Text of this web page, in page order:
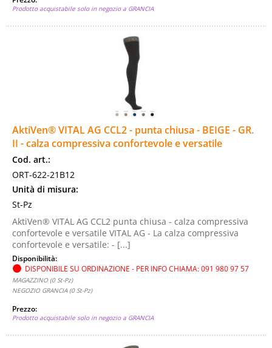
Prodotto acquistabile solo in negozio a GRANCIA
AktiVen® VITAL AG CCL2 - punta chiusa - BEIGE - GR.
II - calza compressiva confortevole e versatile
Cod. art.:
ORT-622-21B12
Unità di misura:
St-Pz
AktiVen® VITAL AG CCL2 punta chiusa - calza compressiva
confortevole e versatile VITAL AG - La calza compressiva
confortevole e versatile: - [...]
Disponibilità:
DISPONIBILE SU ORDINAZIONE - PER INFO CHIAMA: 091 980 97 57
MAGAZZINO (0 St-Pz)
NEGOZIO GRANCIA (0 St-Pz)
Prezzo:
Prodotto acquistabile solo in negozio a GRANCIA